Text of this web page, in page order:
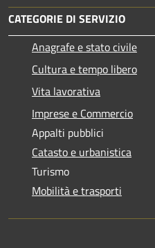
CATEGORIE DI SERVIZIO
Anagrafe e stato civile
Cultura e tempo libero
Vita lavorativa
Imprese e Commercio
Appalti pubblici
Catasto e urbanistica
Turismo
Mobilità e trasporti